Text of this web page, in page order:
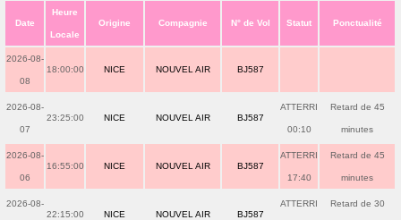
Date
Heure
Locale
Origine Compagnie N° de Vol Statut Ponctualité
2026-08-
08
18:00:00 NICE NOUVEL AIR BJ587
2026-08-
07
23:25:00 NICE NOUVEL AIR BJ587
ATTERRI
00:10
Retard de 45
minutes
2026-08-
06
16:55:00 NICE NOUVEL AIR BJ587
ATTERRI
17:40
Retard de 45
minutes
2026-08-
22:15:00 NICE NOUVEL AIR BJ587
ATTERRI Retard de 30